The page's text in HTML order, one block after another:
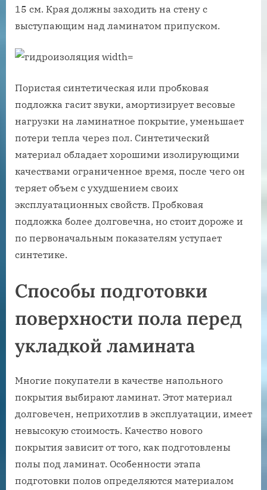
15 см. Края должны заходить на стену с
выступающим над ламинатом припуском.
Пористая синтетическая или пробковая
подложка гасит звуки, амортизирует весовые
нагрузки на ламинатное покрытие, уменьшает
потери тепла через пол. Синтетический
материал обладает хорошими изолирующими
качествами ограниченное время, после чего он
теряет объем с ухудшением своих
эксплуатационных свойств. Пробковая
подложка более долговечна, но стоит дороже и
по первоначальным показателям уступает
синтетике.
Способы подготовки
поверхности пола перед
укладкой ламината
Многие покупатели в качестве напольного
покрытия выбирают ламинат. Этот материал
долговечен, неприхотлив в эксплуатации, имеет
невысокую стоимость. Качество нового
покрытия зависит от того, как подготовлены
полы под ламинат. Особенности этапа
подготовки полов определяются материалом